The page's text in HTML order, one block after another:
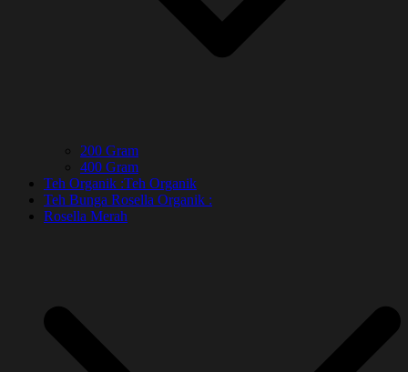
200 Gram
400 Gram
Teh Organik :Teh Organik
Teh Bunga Rosella Organik :
Rosella Merah